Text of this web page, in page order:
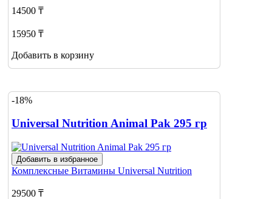
14500 ₸
15950 ₸
Добавить в корзину
-18%
Universal Nutrition Animal Pak 295 гр
Добавить в избранное
Комплексные Витамины Universal Nutrition
29500 ₸